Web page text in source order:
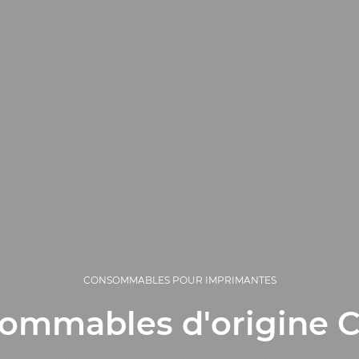
CONSOMMABLES POUR IMPRIMANTES
d'origine